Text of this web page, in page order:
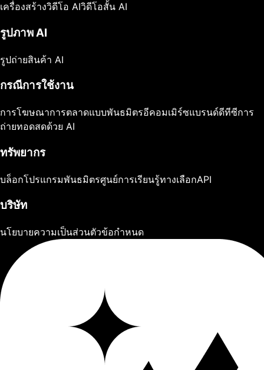
เครื่องสร้างวิดีโอ AIวิดีโอสั้น AI
รูปภาพ AI
รูปถ่ายสินค้า AI
กรณีการใช้งาน
การโฆษณาการตลาดแบบพันธมิตรอีคอมเมิร์ซแบรนด์ดีทีซีการ
ถ่ายทอดสดด้วย AI
ทรัพยากร
บล็อกโปรแกรมพันธมิตรศูนย์การเรียนรู้ทางเลือกAPI
บริษัท
นโยบายความเป็นส่วนตัวข้อกำหนด